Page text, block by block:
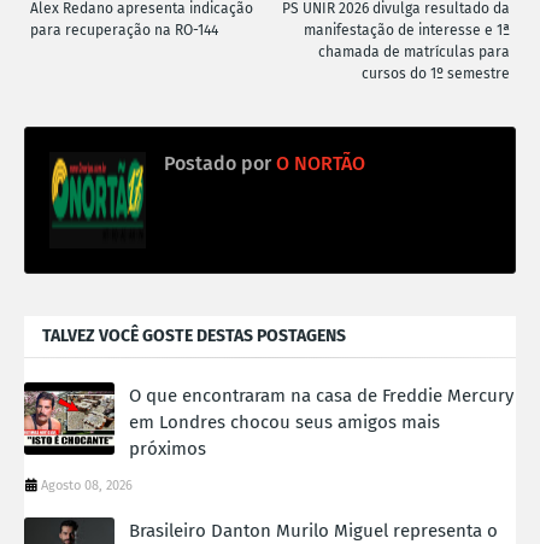
PS UNIR 2026 divulga resultado da
manifestação de interesse e 1ª
chamada de matrículas para
cursos do 1º semestre
Alex Redano apresenta indicação
para recuperação na RO-144
Postado por O NORTÃO
TALVEZ VOCÊ GOSTE DESTAS POSTAGENS
O que encontraram na casa de Freddie Mercury
em Londres chocou seus amigos mais
próximos
Agosto 08, 2026
Brasileiro Danton Murilo Miguel representa o